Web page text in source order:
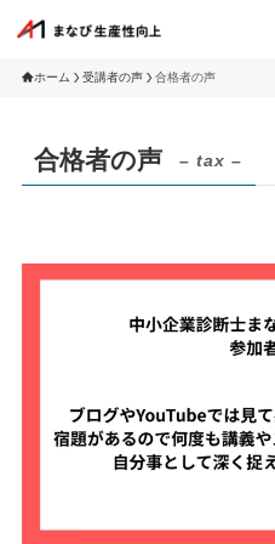
ホーム 受講者の声 合格者の声
合格者の声 – tax –